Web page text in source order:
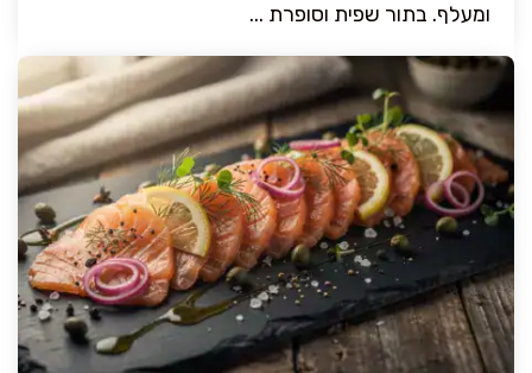
ומעלף. בתור שפית וסופרת ...